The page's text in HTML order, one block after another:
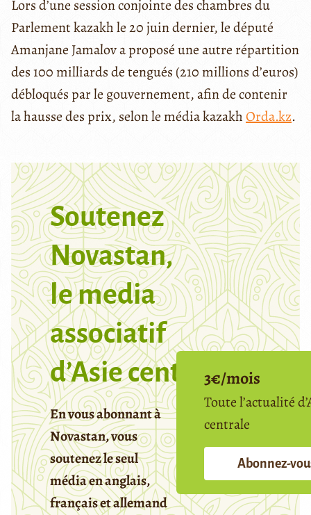
Lors d’une session conjointe des chambres du
Parlement kazakh le 20 juin dernier, le député
Amanjane Jamalov a proposé une autre répartition
des 100 milliards de tengués (210 millions d’euros)
débloqués par le gouvernement, afin de contenir
la hausse des prix, selon le média kazakhOrda.kz.
Soutenez
Novastan,
le media
associatif
d’Asie centrale
En vous abonnant à
Novastan, vous
soutenez le seul
média en anglais,
français et allemand
3€/mois
Toute l’actualité
centrale
Abonnez-